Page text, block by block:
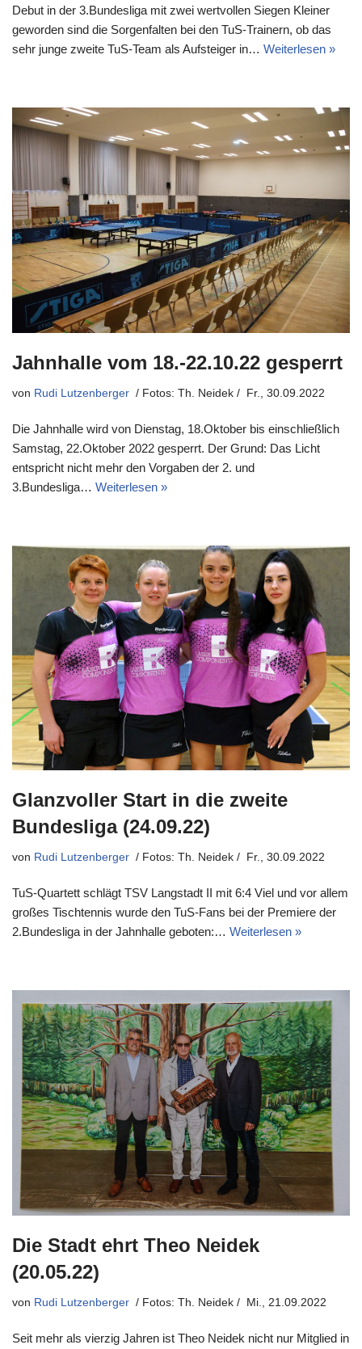
Debut in der 3.Bundesliga mit zwei wertvollen Siegen Kleiner
geworden sind die Sorgenfalten bei den TuS-Trainern, ob das
sehr junge zweite TuS-Team als Aufsteiger in… Weiterlesen »
Jahnhalle vom 18.-22.10.22 gesperrt
von Rudi Lutzenberger Fr., 30.09.2022
Die Jahnhalle wird von Dienstag, 18.Oktober bis einschließlich
Samstag, 22.Oktober 2022 gesperrt. Der Grund: Das Licht
entspricht nicht mehr den Vorgaben der 2. und
3.Bundesliga… Weiterlesen »
Glanzvoller Start in die zweite
Bundesliga (24.09.22)
von Rudi Lutzenberger Fr., 30.09.2022
TuS-Quartett schlägt TSV Langstadt II mit 6:4 Viel und vor allem
großes Tischtennis wurde den TuS-Fans bei der Premiere der
2.Bundesliga in der Jahnhalle geboten:… Weiterlesen »
Die Stadt ehrt Theo Neidek
(20.05.22)
von Rudi Lutzenberger Mi., 21.09.2022
Seit mehr als vierzig Jahren ist Theo Neidek nicht nur Mitglied in